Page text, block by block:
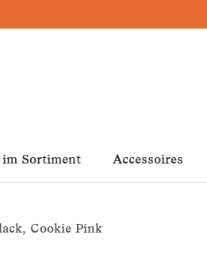
im Sortiment Accessoires